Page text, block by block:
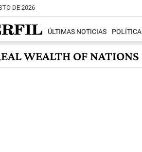
DE 2026
ÚLTIMAS NOTICIAS POLÍTICA
WEALTH OF NATIONS